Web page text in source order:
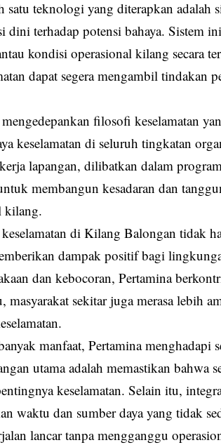
satu teknologi yang diterapkan adalah
dini terhadap potensi bahaya. Sistem
kondisi operasional kilang secara
dapat segera mengambil tindakan
filosofi keselamatan
keselamatan di seluruh tingkatan
lapangan, dilibatkan dalam
membangun kesadaran dan
kilang.
di Kilang Balongan tidak
dampak positif bagi
dan kebocoran, Pertamina
sekitar juga merasa lebih
manfaat, Pertamina menghadapi
utama adalah memastikan bahwa
keselamatan. Selain itu,
waktu dan sumber daya yang tidak
lancar tanpa mengganggu